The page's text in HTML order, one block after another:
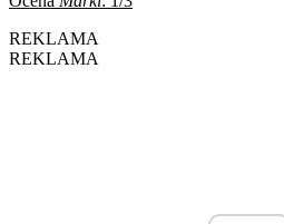
REKLAMA
REKLAMA